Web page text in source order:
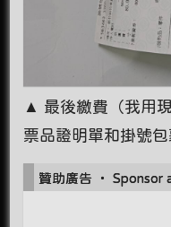
▲ 最後繳費（我用
票品證明單和掛號包
贊助廣告 ‧ Sponsor